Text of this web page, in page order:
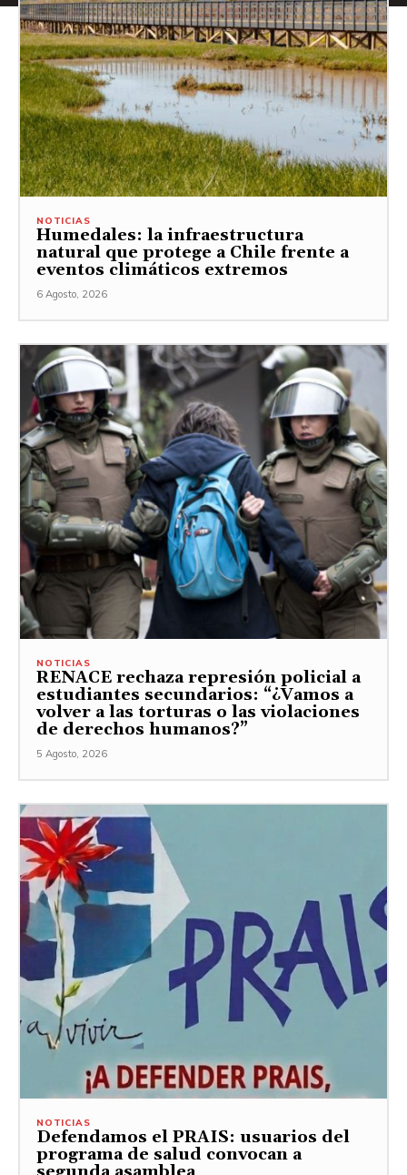
NOTICIAS
Humedales: la infraestructura
natural que protege a Chile frente a
eventos climáticos extremos
6 Agosto, 2026
NOTICIAS
RENACE rechaza represión policial a
estudiantes secundarios: “¿Vamos a
volver a las torturas o las violaciones
de derechos humanos?”
5 Agosto, 2026
NOTICIAS
Defendamos el PRAIS: usuarios del
programa de salud convocan a